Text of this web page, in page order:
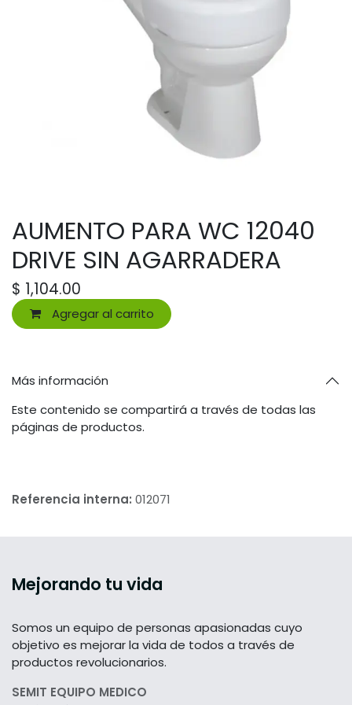
AUMENTO PARA WC 12040
DRIVE SIN AGARRADERA
$ 1,104.00
Agregar al carrito
Más información
Este contenido se compartirá a través de todas las
páginas de productos.
Referencia interna: 012071
Mejorando tu vida
Somos un equipo de personas apasionadas cuyo
objetivo es mejorar la vida de todos a través de
productos revolucionarios.
SEMIT EQUIPO MEDICO